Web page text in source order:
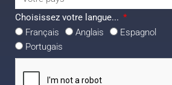
Choisissez votre langue...
Français
Anglais
Espagnol
Portugais